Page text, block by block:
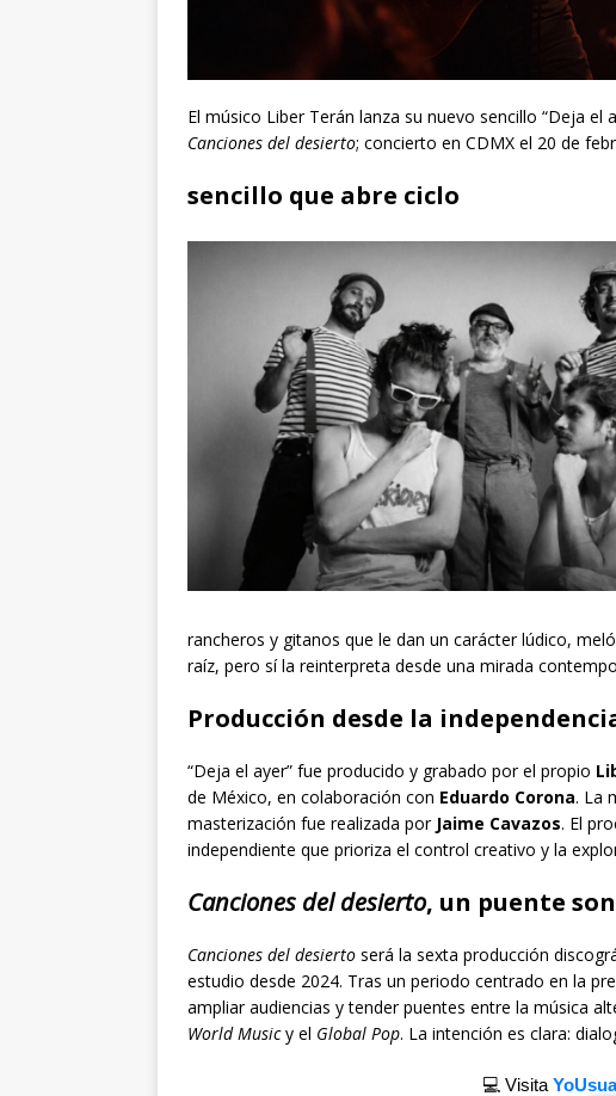
El músico Liber Terán lanza su nuevo sencillo “Deja
Canciones del desierto; concierto en CDMX el 20 de
sencillo que abre ciclo
rancheros y gitanos que le dan un carácter lúdico,
raíz, pero sí la reinterpreta desde una mirada
Producción desde la
“Deja el ayer” fue producido y grabado por el propio
de México, en colaboración con Eduardo Corona. La
masterización fue realizada por Jaime Cavazos. El
independiente que prioriza el control creativo y la
Canciones del desierto, un puente
Canciones del desierto será la sexta producción
estudio desde 2024. Tras un periodo centrado en la
ampliar audiencias y tender puentes entre la música
World Musicy el Global Pop. La intención es clara:
💻 Visita